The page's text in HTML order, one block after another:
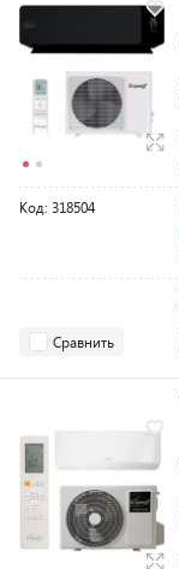
Код: 318504
Сравнить